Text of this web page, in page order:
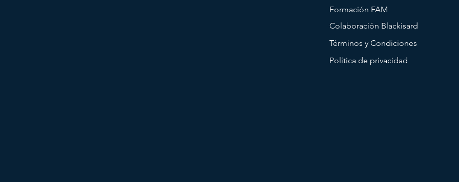
Formación FAM
Colaboración Blackisard
Términos y Condiciones
Política de privacidad